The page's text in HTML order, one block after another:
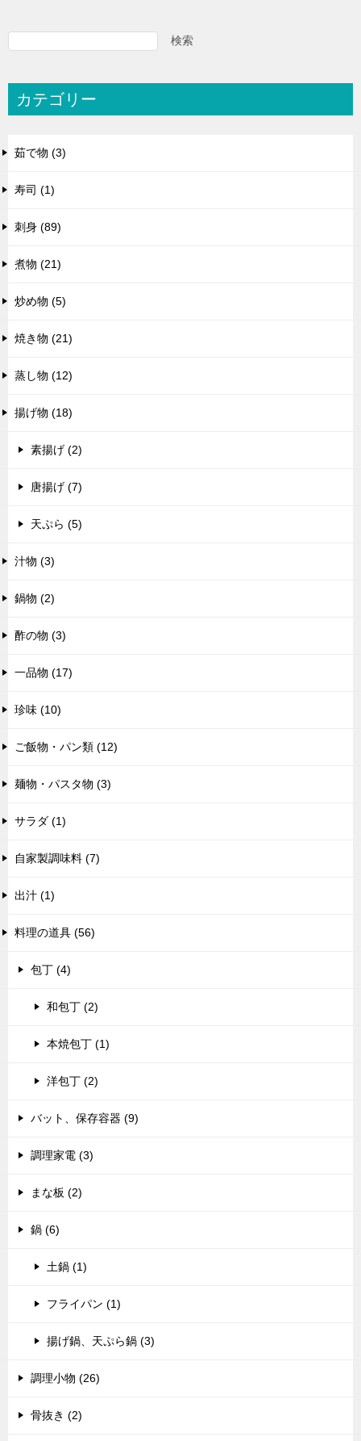
検索
カテゴリー
茹で物 (3)
寿司 (1)
刺身 (89)
煮物 (21)
炒め物 (5)
焼き物 (21)
蒸し物 (12)
揚げ物 (18)
素揚げ (2)
唐揚げ (7)
天ぷら (5)
汁物 (3)
鍋物 (2)
酢の物 (3)
一品物 (17)
珍味 (10)
ご飯物・パン類 (12)
麺物・パスタ物 (3)
サラダ (1)
自家製調味料 (7)
出汁 (1)
料理の道具 (56)
包丁 (4)
和包丁 (2)
本焼包丁 (1)
洋包丁 (2)
バット、保存容器 (9)
調理家電 (3)
まな板 (2)
鍋 (6)
土鍋 (1)
フライパン (1)
揚げ鍋、天ぷら鍋 (3)
調理小物 (26)
骨抜き (2)